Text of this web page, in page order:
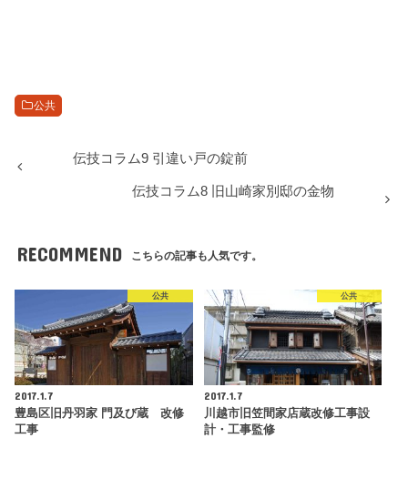
公共
伝技コラム9 引違い戸の錠前
伝技コラム8 旧山崎家別邸の金物
RECOMMEND こちらの記事も人気です。
公共
2017.1.7
豊島区旧丹羽家 門及び蔵 改修
工事
公共
2017.1.7
川越市旧笠間家店蔵改修工事設
計・工事監修